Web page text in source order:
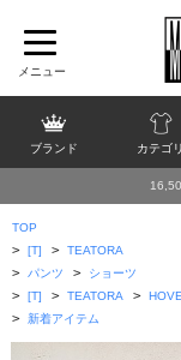
ブランド カテゴリ
TOP
> [T] > TEATORA
> パンツ > ショーツ
> [T] > TEATORA >
> 新着アイテム